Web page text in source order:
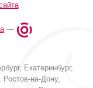
—
Екатеринбург,
на-Дону,